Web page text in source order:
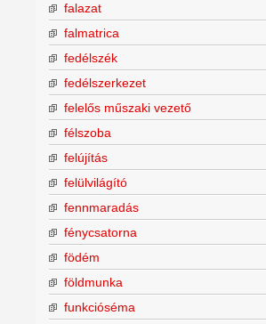
falazat
falmatrica
fedélszék
fedélszerkezet
felelős műszaki vezető
félszoba
felújítás
felülvilágító
fennmaradás
fénycsatorna
födém
földmunka
funkcióséma